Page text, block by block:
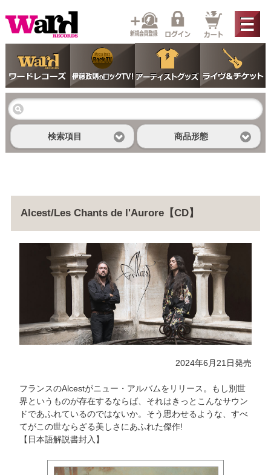
検索項目 商品形態
Alcest/Les Chants de l'Aurore【CD】
2024年6月21日発売
フランスのAlcestがニュー・アルバムをリリース。もし別世
界というものが存在するならば、それはきっとこんなサウン
ドであふれているのではないか。そう思わせるような、すべ
てがこの世ならざる美しさにあふれた傑作!
【日本語解説書封入】